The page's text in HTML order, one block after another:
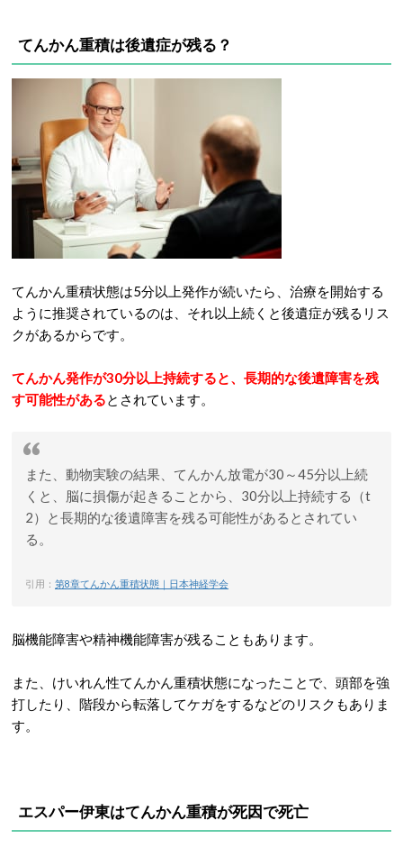
てんかん重積は後遺症が残る？
てんかん重積状態は5分以上発作が続いたら、治療を開始する
ように推奨されているのは、それ以上続くと後遺症が残るリス
クがあるからです。
てんかん発作が30分以上持続すると、長期的な後遺障害を残
す可能性があるとされています。
また、動物実験の結果、てんかん放電が30～45分以上続
くと、脳に損傷が起きることから、30分以上持続する（t
2）と長期的な後遺障害を残る可能性があるとされてい
る。
引用： 第8章てんかん重積状態｜日本神経学会
脳機能障害や精神機能障害が残ることもあります。
また、けいれん性てんかん重積状態になったことで、頭部を強
打したり、階段から転落してケガをするなどのリスクもありま
す。
エスパー伊東はてんかん重積が死因で死亡